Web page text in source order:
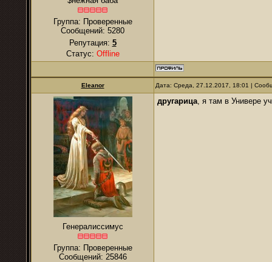
Группа: Проверенные
Сообщений: 5280
Репутация: 5
Статус: Offline
Eleanor Дата: Среда, 27.12.2017, 18:01 |
Генералиссимус
Группа: Проверенные
Сообщений: 25846
другарица, я там в Универе